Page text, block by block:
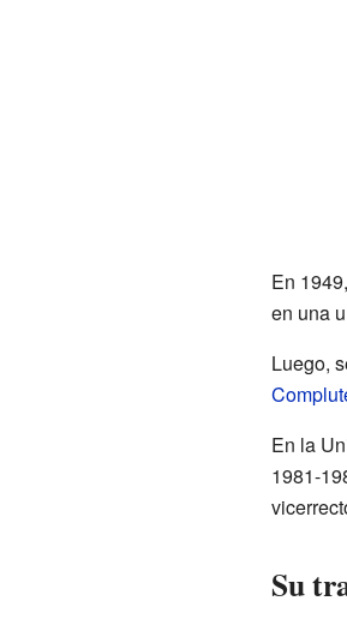
En
en una
Luego,
En la
1981-
Su